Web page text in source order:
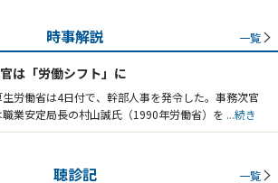
時事解説 一覧
は「労働シフト」に
労働省は4日付で、幹部人事を発令した。事務次官
職業安定局長の村山誠氏（1990年労働省）を ...続き
聴診記 一覧